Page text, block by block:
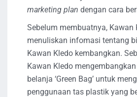
marketing plan dengan cara
Sebelum membuatnya, Kawan
menuliskan infomasi tentang
Kawan Kledo kembangkan.
Kawan Kledo
belanja ‘Green Bag’ untuk
penggunaan tas plastik yang